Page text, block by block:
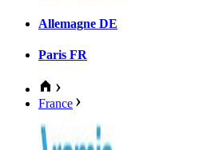
Allemagne DE
Paris FR
France